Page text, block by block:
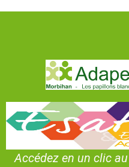
Accédez en un clic